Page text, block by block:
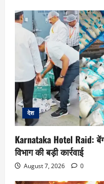
देश
Karnataka Hotel Raid:
विभाग की बड़ी कार्रवाई
August 7, 2026 0